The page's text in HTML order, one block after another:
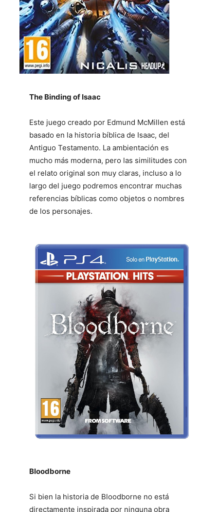
The Binding of Isaac
Este juego creado por Edmund McMillen está
basado en la historia bíblica de Isaac, del
Antiguo Testamento. La ambientación es
mucho más moderna, pero las similitudes con
el relato original son muy claras, incluso a lo
largo del juego podremos encontrar muchas
referencias bíblicas como objetos o nombres
de los personajes.
Bloodborne
Si bien la historia de Bloodborne no está
directamente inspirada por ninguna obra